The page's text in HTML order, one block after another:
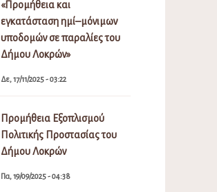
«Προμήθεια και
εγκατάσταση ημί–μόνιμων
υποδομών σε παραλίες του
Δήμου Λοκρών»
Δε, 17/11/2025 - 03:22
Προμήθεια Εξοπλισμού
Πολιτικής Προστασίας του
Δήμου Λοκρών
Πα, 19/09/2025 - 04:38